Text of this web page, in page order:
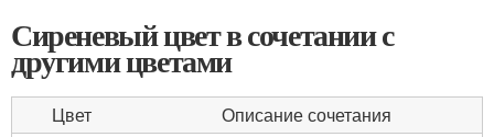
Сиреневый цвет в сочетании с
другими цветами
Цвет Описание сочетания